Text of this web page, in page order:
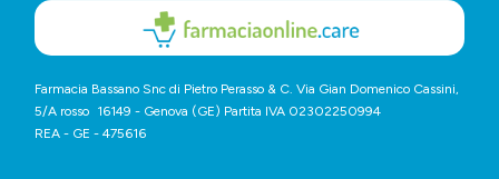
Farmacia Bassano Snc di Pietro Perasso & C. Via Gian Domenico Cassini,
5/A rosso 16149 - Genova (GE) Partita IVA 02302250994
REA - GE - 475616